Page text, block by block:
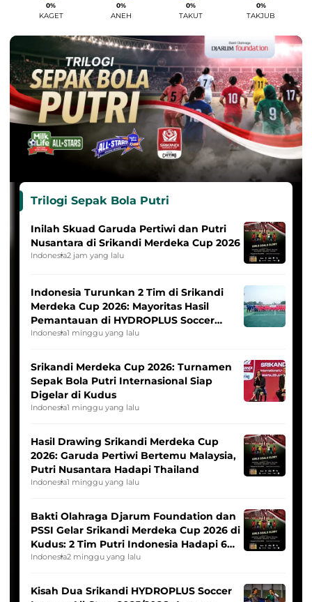
0%
KAGET
0%
ANEH
0%
TAKUT
0%
TAKJUB
Trilogi Sepak Bola Putri
Inilah Skuad Garuda Pertiwi dan Putri
Nusantara di Srikandi Merdeka Cup 2026
Indonesia2 jam yang lalu
Indonesia Turunkan 2 Tim di Srikandi
Merdeka Cup 2026: Mayoritas Hasil
Pemantauan di HYDROPLUS Soccer
League
Indonesia1 minggu yang lalu
Srikandi Merdeka Cup 2026: Turnamen
Sepak Bola Putri Internasional Siap
Digelar di Kudus
Indonesia1 minggu yang lalu
Hasil Drawing Srikandi Merdeka Cup
2026: Garuda Pertiwi Bertemu Malaysia,
Putri Nusantara Hadapi Thailand
Indonesia1 minggu yang lalu
Bakti Olahraga Djarum Foundation dan
PSSI Gelar Srikandi Merdeka Cup 2026 di
Kudus: 2 Tim Putri Indonesia Hadapi 6
Tim Asia
Indonesia2 minggu yang lalu
Kisah Dua Srikandi HYDROPLUS Soccer